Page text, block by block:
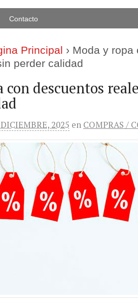
Contacto
Principal › Moda y ropa
perder calidad
con descuentos
2025 en COMPRAS /